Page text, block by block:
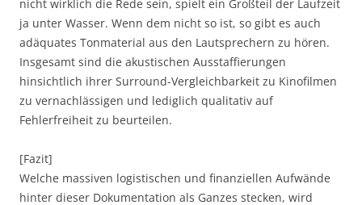
nicht wirklich die Rede sein, spielt ein Großteil der Laufzeit
ja unter Wasser. Wenn dem nicht so ist, so gibt es auch
adäquates Tonmaterial aus den Lautsprechern zu hören.
Insgesamt sind die akustischen Ausstaffierungen
hinsichtlich ihrer Surround-Vergleichbarkeit zu Kinofilmen
zu vernachlässigen und lediglich qualitativ auf
Fehlerfreiheit zu beurteilen.
[Fazit]
Welche massiven logistischen und finanziellen Aufwände
hinter dieser Dokumentation als Ganzes stecken, wird